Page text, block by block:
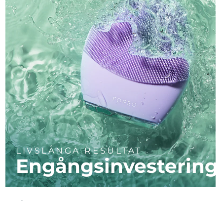
LIVSLÅNGA RESULTAT
Engångsinvestering